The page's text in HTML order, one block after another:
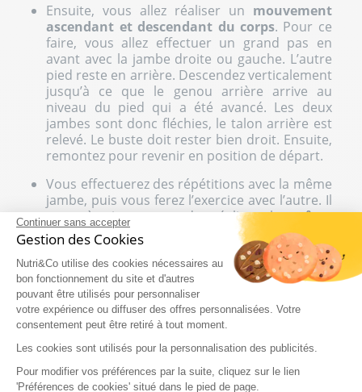
Continuer sans accepter
Gestion des Cookies
Nutri&Co utilise des cookies nécessaires au
bon fonctionnement du site et d'autres
pouvant être utilisés pour personnaliser
votre expérience ou diffuser des offres personnalisées. Votre
consentement peut être retiré à tout moment.
Les cookies sont utilisés pour la personnalisation des publicités.
Pour modifier vos préférences par la suite, cliquez sur le lien
'Préférences de cookies' situé dans le pied de page.
Ensuite, vous allez réaliser un mouvement
ascendant et descendant du corps. Pour ce
faire, vous allez effectuer un grand pas en
avant avec la jambe droite ou gauche. L’autre
pied reste en arrière. Descendez verticalement
jusqu’à ce que le genou arrière arrive au
niveau du pied qui a été avancé. Les deux
jambes sont donc fléchies, le talon arrière est
relevé. Le buste doit rester bien droit. Ensuite,
remontez pour revenir en position de départ.
Vous effectuerez des répétitions avec la même
jambe, puis vous ferez l’exercice avec l’autre. Il
est très important de réaliser lemême
nombre de répétitions de chaque côté
L’idéal serait de réaliser entre 3 à 4 séries de
10 à 12 répétitions. N’oubliez pas de maintenir
une respiration normale durant l’exercice.
Fente avant avec haltère
Lafente avant avec haltèresconsiste à réaliser
le même exercice, tout en ayant des haltères
dans chaque main. Prendre une charge